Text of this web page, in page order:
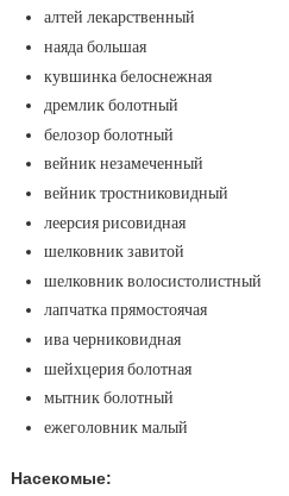
алтей лекарственный
наяда большая
кувшинка белоснежная
дремлик болотный
белозор болотный
вейник незамеченный
вейник тростниковидный
леерсия рисовидная
шелковник завитой
шелковник волосистолистный
лапчатка прямостоячая
ива черниковидная
шейхцерия болотная
мытник болотный
ежеголовник малый
Насекомые: